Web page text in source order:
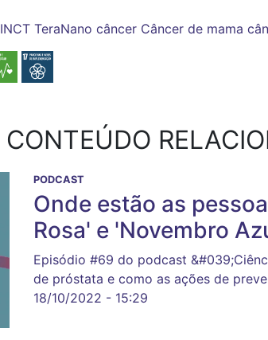
INCT TeraNano câncer Câncer de mama
CONTEÚDO
PODCAST
Onde estão as
Rosa' e 'Novembro
Episódio #69 do podcast
de próstata e como as ações de
18/10/2022 - 15:29